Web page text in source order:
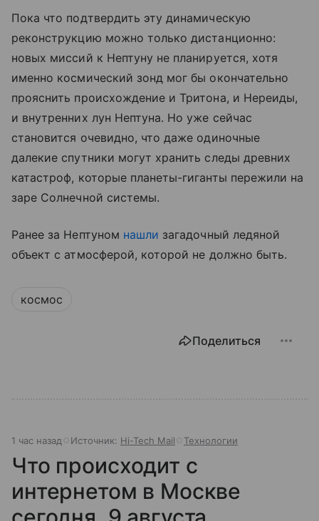
Пока что подтвердить эту динамическую
реконструкцию можно только дистанционно:
новых миссий к Нептуну не планируется, хотя
именно космический зонд мог бы окончательно
прояснить происхождение и Тритона, и Нереиды,
и внутренних лун Нептуна. Но уже сейчас
становится очевидно, что даже одиночные
далекие спутники могут хранить следы древних
катастроф, которые планеты-гиганты пережили на
заре Солнечной системы.
Ранее за Нептуном нашли загадочный ледяной
объект с атмосферой, которой не должно быть.
космос
Поделиться
1 час назад Источник: Hi-Tech Mail Технологии
Что происходит с
интернетом в Москве